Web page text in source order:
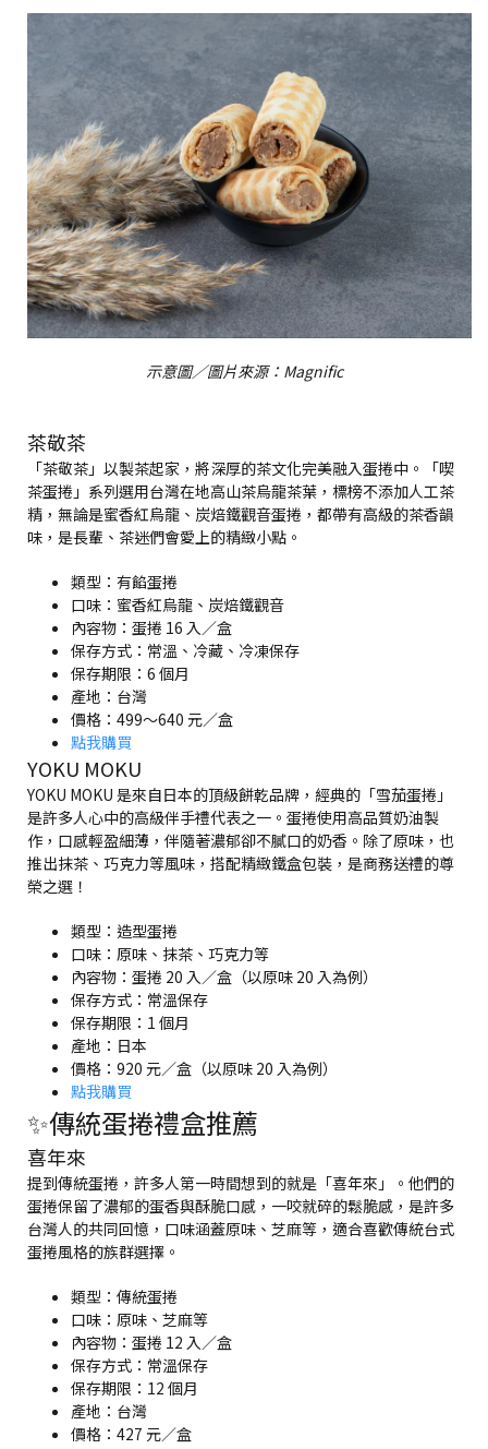
示意圖／圖片來源：Magnific
茶敬茶
「茶敬茶」以製茶起家，將深厚的茶文化完美融入蛋捲中。「喫
茶蛋捲」系列選用台灣在地高山茶烏龍茶葉，標榜不添加人工茶
精，無論是蜜香紅烏龍、炭焙鐵觀音蛋捲，都帶有高級的茶香韻
味，是長輩、茶迷們會愛上的精緻小點。
類型：有餡蛋捲
口味：蜜香紅烏龍、炭焙鐵觀音
內容物：蛋捲 16 入／盒
保存方式：常溫、冷藏、冷凍保存
保存期限：6 個月
產地：台灣
價格：499～640 元／盒
點我購買
YOKU MOKU
YOKU MOKU 是來自日本的頂級餅乾品牌，經典的「雪茄蛋捲」
是許多人心中的高級伴手禮代表之一。蛋捲使用高品質奶油製
作，口感輕盈細薄，伴隨著濃郁卻不膩口的奶香。除了原味，也
推出抹茶、巧克力等風味，搭配精緻鐵盒包裝，是商務送禮的尊
榮之選！
類型：造型蛋捲
口味：原味、抹茶、巧克力等
內容物：蛋捲 20 入／盒（以原味 20 入為例）
保存方式：常溫保存
保存期限：1 個月
產地：日本
價格：920 元／盒（以原味 20 入為例）
點我購買
✨傳統蛋捲禮盒推薦
喜年來
提到傳統蛋捲，許多人第一時間想到的就是「喜年來」。他們的
蛋捲保留了濃郁的蛋香與酥脆口感，一咬就碎的鬆脆感，是許多
台灣人的共同回憶，口味涵蓋原味、芝麻等，適合喜歡傳統台式
蛋捲風格的族群選擇。
類型：傳統蛋捲
口味：原味、芝麻等
內容物：蛋捲 12 入／盒
保存方式：常溫保存
保存期限：12 個月
產地：台灣
價格：427 元／盒